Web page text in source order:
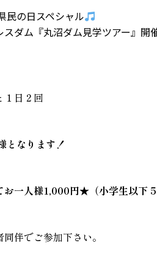
民の日スペシャル
ダム『丸沼ダム見学ツアー』開
１日２回
となります！
お一人様1,000円★（小学生以下
伴でご参加下さい。